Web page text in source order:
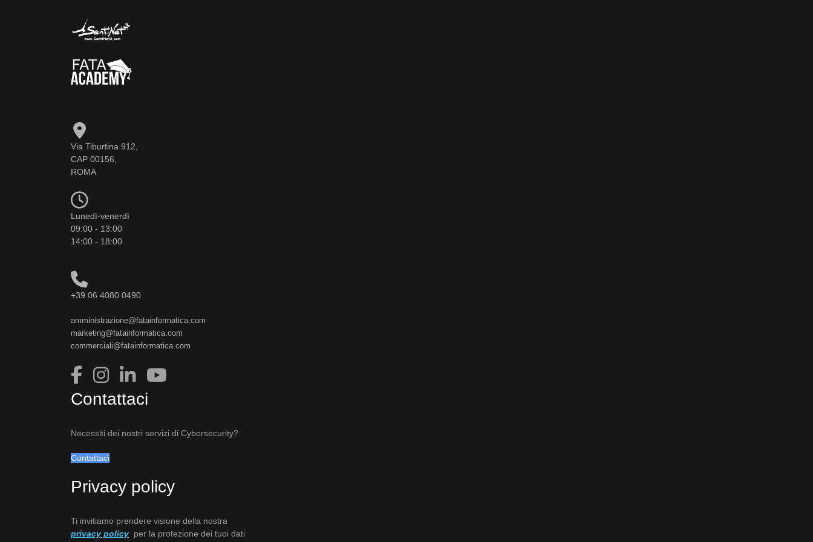
Via Tiburtina 912,
CAP 00156,
ROMA
Lunedì-venerdì
09:00 - 13:00
14:00 - 18:00
+39 06 4080 0490
amministrazione@fatainformatica.com
marketing@fatainformatica.com
commerciali@fatainformatica.com
Contattaci
Necessiti dei nostri servizi di Cybersecurity?
Contattaci
Privacy policy
Ti invitiamo prendere visione della nostra
privacy policy per la protezione dei tuoi dati